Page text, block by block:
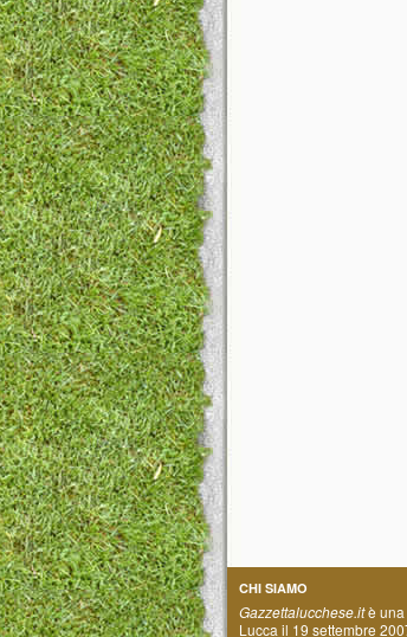
CHI SIAMO
Gazzettalucchese.itè una
Lucca il 19 settembre